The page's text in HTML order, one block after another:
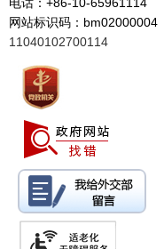
网站标识码：bm02000004
11040102700114